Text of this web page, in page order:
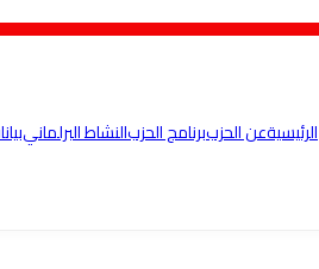
الرئيسيةعن الحزببرنامج الحزبالنشاط البرلماني